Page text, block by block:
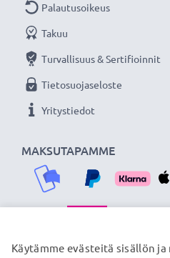
MAKSUTAPAMME
Palautusoikeus
Takuu
Turvallisuus & Sertifioinnit
Tietosuojaseloste
Yritystiedot
TOIMITUSKUMPPANIMME
Käytämme evästeitä sisällön